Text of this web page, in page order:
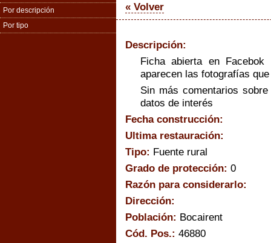
Por descripción
Por tipo
« Volver
Descripción:
Ficha abierta en
aparecen las fotografías
Sin más comentarios
datos de interés
Fecha construcción:
Ultima restauración:
Tipo: Fuente rural
Grado de protección: 0
Razón para considerarlo:
Dirección:
Población: Bocairent
Cód. Pos.: 46880